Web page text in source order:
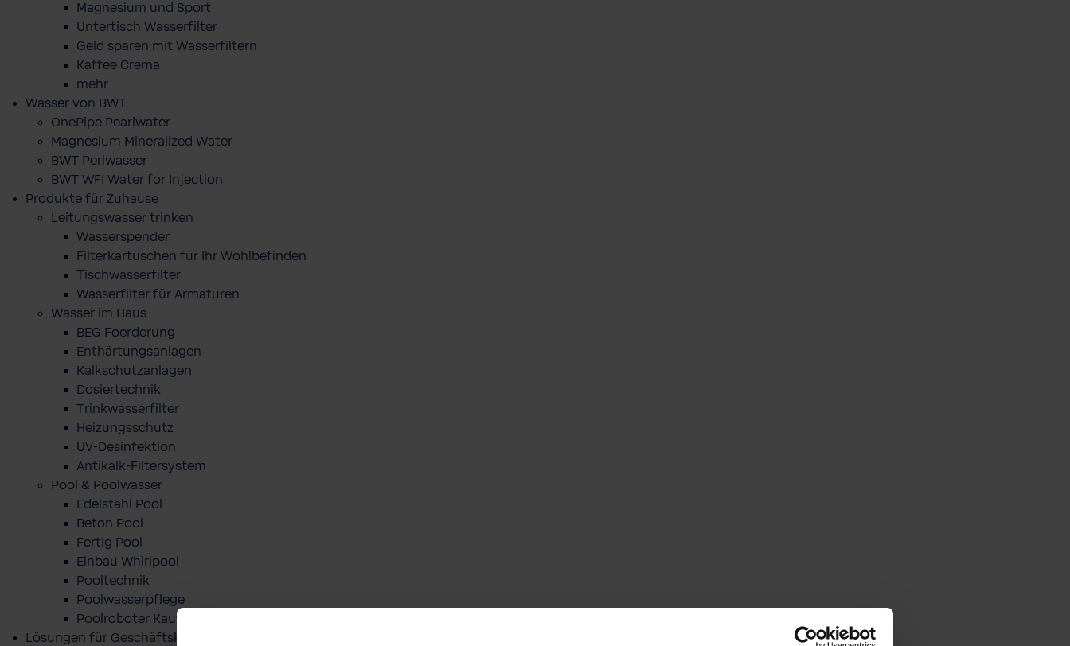
Magnesium und Sport
Untertisch Wasserfilter
Geld sparen mit Wasserfiltern
Kaffee Crema
mehr
Wasser von BWT
OnePipe Pearlwater
Magnesium Mineralized Water
BWT Perlwasser
BWT WFI Water for Injection
Produkte für Zuhause
Leitungswasser trinken
Wasserspender
Filterkartuschen für Ihr Wohlbefinden
Tischwasserfilter
Wasserfilter für Armaturen
Wasser im Haus
BEG Foerderung
Enthärtungsanlagen
Kalkschutzanlagen
Dosiertechnik
Trinkwasserfilter
Heizungsschutz
UV-Desinfektion
Antikalk-Filtersystem
Pool & Poolwasser
Edelstahl Pool
Beton Pool
Fertig Pool
Einbau Whirlpool
Pooltechnik
Poolwasserpflege
Poolroboter Kaufberatung und Tipps
Lösungen für Geschäftskunden